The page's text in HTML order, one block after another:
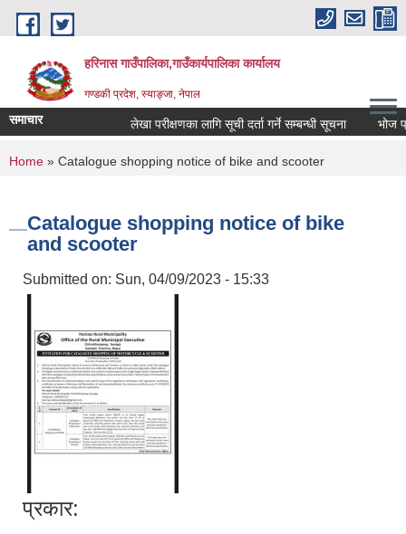
Skip to main content
हरिनास गाउँपालिका,गाउँकार्यपालिका कार्यालय
गण्डकी प्रदेश, स्याङ्जा, नेपाल
समाचार लेखा परीक्षणका लागि सूची दर्ता गर्ने सम्बन्धी सूचना भोज
You are here
Home » Catalogue shopping notice of bike and scooter
Catalogue shopping notice of bike
and scooter
Submitted on: Sun, 04/09/2023 - 15:33
प्रकार: